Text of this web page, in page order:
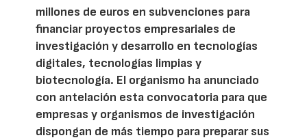
millones de euros en subvenciones para
financiar proyectos empresariales de
investigación y desarrollo en tecnologías
digitales, tecnologías limpias y
biotecnología. El organismo ha anunciado
con antelación esta convocatoria para que
empresas y organismos de investigación
dispongan de más tiempo para preparar sus